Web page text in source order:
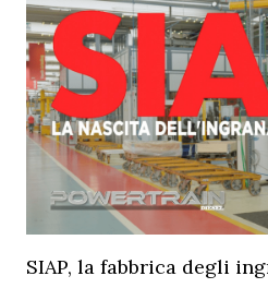
SIAP, la fabbrica degli